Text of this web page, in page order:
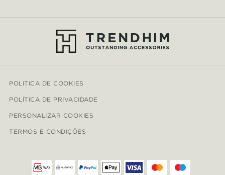
POLITICA DE COOKIES
POLÍTICA DE PRIVACIDADE
PERSONALIZAR COOKIES
TERMOS E CONDIÇÕES